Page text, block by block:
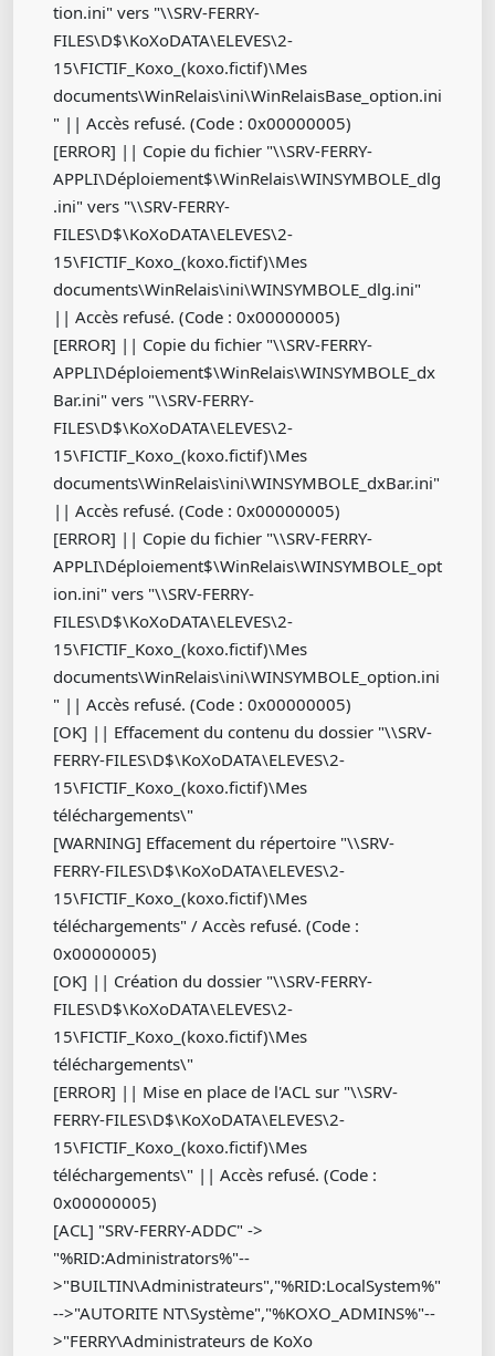
tion.ini" vers "\\SRV-FERRY-
FILES\D$\KoXoDATA\ELEVES\2-
15\FICTIF_Koxo_(koxo.fictif)\Mes
documents\WinRelais\ini\WinRelaisBase_option.ini
" || Accès refusé. (Code : 0x00000005)
[ERROR] || Copie du fichier "\\SRV-FERRY-
APPLI\Déploiement$\WinRelais\WINSYMBOLE_dlg
.ini" vers "\\SRV-FERRY-
FILES\D$\KoXoDATA\ELEVES\2-
15\FICTIF_Koxo_(koxo.fictif)\Mes
documents\WinRelais\ini\WINSYMBOLE_dlg.ini"
|| Accès refusé. (Code : 0x00000005)
[ERROR] || Copie du fichier "\\SRV-FERRY-
APPLI\Déploiement$\WinRelais\WINSYMBOLE_dx
Bar.ini" vers "\\SRV-FERRY-
FILES\D$\KoXoDATA\ELEVES\2-
15\FICTIF_Koxo_(koxo.fictif)\Mes
documents\WinRelais\ini\WINSYMBOLE_dxBar.ini"
|| Accès refusé. (Code : 0x00000005)
[ERROR] || Copie du fichier "\\SRV-FERRY-
APPLI\Déploiement$\WinRelais\WINSYMBOLE_opt
ion.ini" vers "\\SRV-FERRY-
FILES\D$\KoXoDATA\ELEVES\2-
15\FICTIF_Koxo_(koxo.fictif)\Mes
documents\WinRelais\ini\WINSYMBOLE_option.ini
" || Accès refusé. (Code : 0x00000005)
[OK] || Effacement du contenu du dossier "\\SRV-
FERRY-FILES\D$\KoXoDATA\ELEVES\2-
15\FICTIF_Koxo_(koxo.fictif)\Mes
téléchargements\"
[WARNING] Effacement du répertoire "\\SRV-
FERRY-FILES\D$\KoXoDATA\ELEVES\2-
15\FICTIF_Koxo_(koxo.fictif)\Mes
téléchargements" / Accès refusé. (Code :
0x00000005)
[OK] || Création du dossier "\\SRV-FERRY-
FILES\D$\KoXoDATA\ELEVES\2-
15\FICTIF_Koxo_(koxo.fictif)\Mes
téléchargements\"
[ERROR] || Mise en place de l'ACL sur "\\SRV-
FERRY-FILES\D$\KoXoDATA\ELEVES\2-
15\FICTIF_Koxo_(koxo.fictif)\Mes
téléchargements\" || Accès refusé. (Code :
0x00000005)
[ACL] "SRV-FERRY-ADDC" ->
"%RID:Administrators%"--
>"BUILTIN\Administrateurs","%RID:LocalSystem%"
-->"AUTORITE NT\Système","%KOXO_ADMINS%"--
>"FERRY\Administrateurs de KoXo